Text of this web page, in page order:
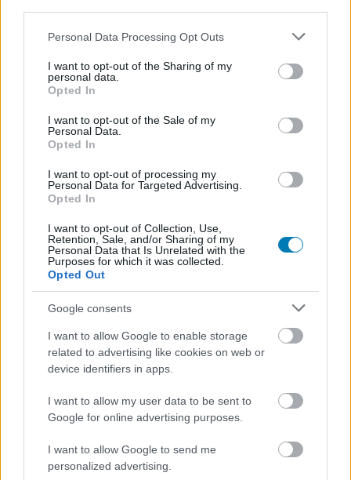
Please note that this website/app uses one or more Google
not limited to your visit or usage behaviour. You may click to
grant or deny consent to Google and its third-party tags to
use your data for below specified purposes in below Google
consent section.
Personal Data Processing Opt Outs
I want to opt-out of the Sharing of my
personal data.
Opted In
I want to opt-out of the Sale of my
Personal Data.
Opted In
I want to opt-out of processing my
Personal Data for Targeted Advertising.
Opted In
I want to opt-out of Collection, Use,
Retention, Sale, and/or Sharing of my
Personal Data that Is Unrelated with the
Purposes for which it was collected.
Opted Out
Google consents
I want to allow Google to enable storage
related to advertising like cookies on web or
device identifiers in apps.
I want to allow my user data to be sent to
Google for online advertising purposes.
I want to allow Google to send me
personalized advertising.
A sajtós próbakör idejére én megmaradtam a jó öreg
kard és pajzs kombónál, ami egyértelműen a középutat
csatázáshoz, de a kardunk pengéjével még mindig
képesek lehetünk nagyobb csapásokat bevinni és
Az eredetihez hűen a játékos karakterek itt is kapnak
tolják meg az eszköztárunkat. Alapvetően egy bal klikk
nyomogatós darálóról beszélünk, de ha összegyűlnek az
erőforrásaink, akkor mágikus támadások soraival tudjuk
büntetni az ellenfeleket. A különleges csapásainkat
nyomogatnunk is kell majd, mert a játék elvárja, hogy
folyamatosan kihasználjuk a képességeinket és a
partner NPC-nk adta lehetőségeket. Többször is
pillanatban a gyógyítást, másikban valamelyik weapon
skillt nyomogattam a túlélés reményében. Az Echoes of
Aincrad nem egy nehéz játék, de elvárja, hogy kitanuld a
mechanikáit és azokat a lehető leghatásosabban
használd ki.
Vizuálisan egyelőre nem nyűgözött le a móka, de ez
köszönhető nagyrészt annak is, hogy még csak a